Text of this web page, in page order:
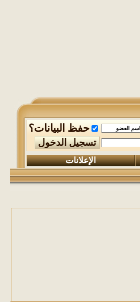
حفظ البيانات؟
الإعلانات